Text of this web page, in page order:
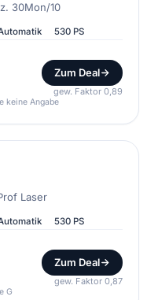
30Mon/10
530 PS
Zum Deal
gew. Faktor 0,89
keine Angabe
Laser
530 PS
Zum Deal
gew. Faktor 0,87
G